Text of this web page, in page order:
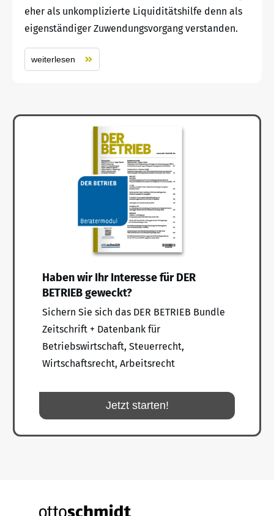
eher als unkomplizierte Liquiditätshilfe denn als
eigenständiger Zuwendungsvorgang verstanden.
weiterlesen
Haben wir Ihr Interesse für DER
BETRIEB geweckt?
Sichern Sie sich das DER BETRIEB Bundle
Zeitschrift + Datenbank für
Betriebswirtschaft, Steuerrecht,
Wirtschaftsrecht, Arbeitsrecht
Jetzt starten!